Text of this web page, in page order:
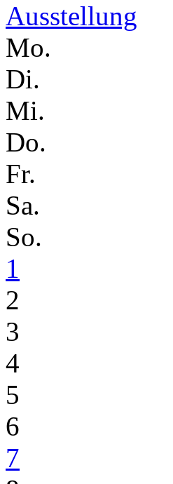
Ausstellung
Mo.
Di.
Mi.
Do.
Fr.
Sa.
So.
1
2
3
4
5
6
7